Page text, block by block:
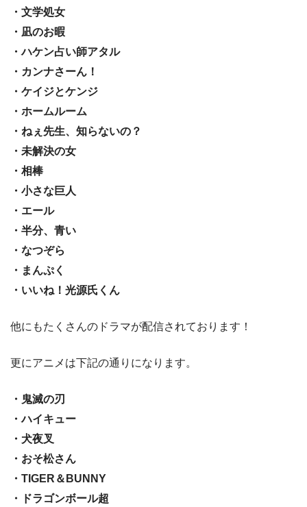
・文学処女
・凪のお暇
・ハケン占い師アタル
・カンナさーん！
・ケイジとケンジ
・ホームルーム
・ねぇ先生、知らないの？
・未解決の女
・相棒
・小さな巨人
・エール
・半分、青い
・なつぞら
・まんぷく
・いいね！光源氏くん
他にもたくさんのドラマが配信されております！
更にアニメは下記の通りになります。
・鬼滅の刃
・ハイキュー
・犬夜叉
・おそ松さん
・TIGER＆BUNNY
・ドラゴンボール超